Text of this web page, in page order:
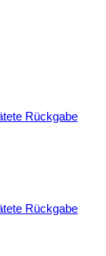
Rückgabe
Rückgabe